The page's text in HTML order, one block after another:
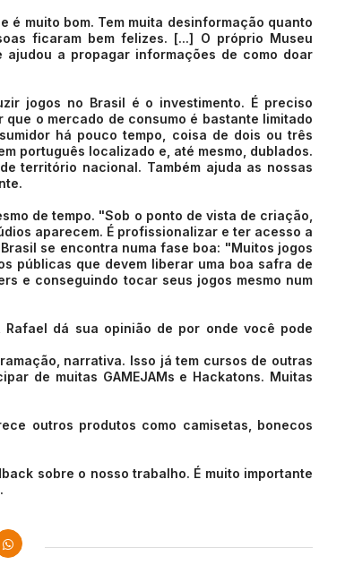
é muito bom. Tem muita desinformação quanto
ficaram bem felizes. [...] O próprio Museu
a propagar informações de como doar
jogos no Brasil é o investimento. É preciso
o mercado de consumo é bastante limitado
há pouco tempo, coisa de dois ou três
português localizado e, até mesmo, dublados.
território nacional. Também ajuda as nossas
de tempo. "Sob o ponto de vista de criação,
aparecem. É profissionalizar e ter acesso a
se encontra numa fase boa: "Muitos jogos
públicas que devem liberar uma boa safra de
e conseguindo tocar seus jogos mesmo num
dá sua opinião de por onde você pode
narrativa. Isso já tem cursos de outras
de muitas GAMEJAMs e Hackatons. Muitas
outros produtos como camisetas, bonecos
sobre o nosso trabalho. É muito importante